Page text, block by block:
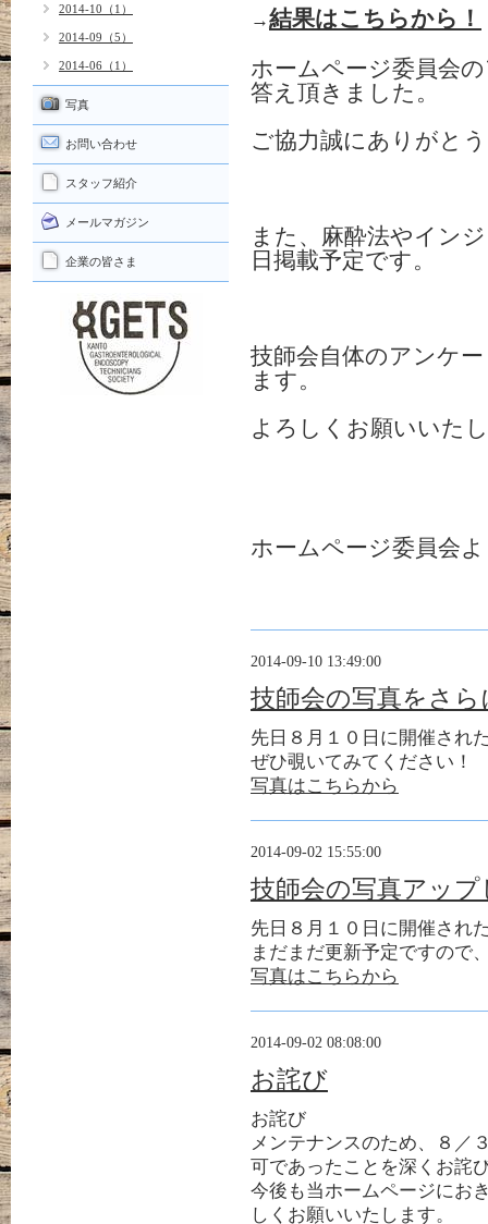
→結果はこちらから！
ホームページ委員会
答え頂きました。
ご協力誠にありがと
また、麻酔法やイン
日掲載予定です。
技師会自体のアンケ
ます。
よろしくお願いいた
ホームページ委員会
2014-09-10 13:49:00
技師会の写真をさ
先日８月１０日に開催され
ぜひ覗いてみてください！
写真はこちらから
2014-09-02 15:55:00
技師会の写真アッ
先日８月１０日に開催され
まだまだ更新予定ですので
写真はこちらから
2014-09-02 08:08:00
お詫び
お詫び
メンテナンスのため、８／
可であったことを深くお詫
今後も当ホームページにお
しくお願いいたします。
2014-10（1）
2014-09（5）
2014-06（1）
写真
お問い合わせ
スタッフ紹介
メールマガジン
企業の皆さま